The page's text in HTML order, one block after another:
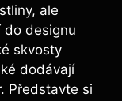
ale
do designu
skvosty
dodávají
Představte si